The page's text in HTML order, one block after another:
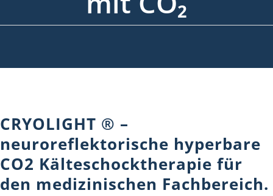
CRYOLIGHT ® –
neuroreflektorische hyperbare
CO2 Kälteschocktherapie für
den medizinischen Fachbereich.